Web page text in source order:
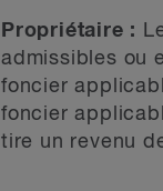
Propriétaire :
admissibles ou
foncier
foncier
tire un revenu